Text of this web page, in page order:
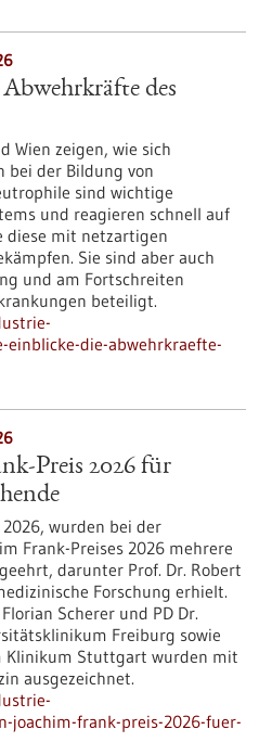
des
Wien zeigen, wie sich
bei der Bildung von
sind wichtige
und reagieren schnell auf
diese mit netzartigen
Sie sind aber auch
und am Fortschreiten
beteiligt.
die-abwehrkraefte-
Preis 2026 für
wurden bei der
Frank-Preises 2026 mehrere
darunter Prof. Dr. Robert
Forschung erhielt.
Scherer und PD Dr.
Freiburg sowie
Klinikum Stuttgart wurden mit
ausgezeichnet.
frank-preis-2026-fuer-